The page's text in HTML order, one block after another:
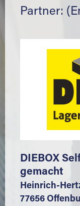
Partner:
DIEBOX
gemacht
Heinrich-
77656